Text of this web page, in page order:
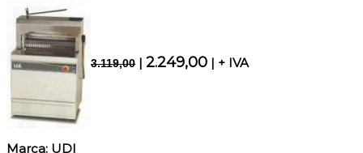
3.119,00 | 2.249,00 | + IVA
Marca: UDI